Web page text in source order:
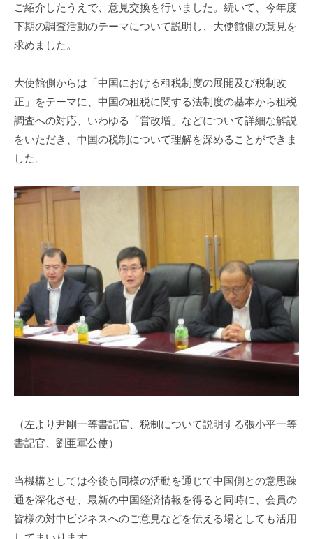
ご紹介したうえで、意見交換を行いました。続いて、今年度
下期の調査活動のテーマについて説明し、大使館側の意見を
求めました。
大使館側からは「中国における租税制度の展開及び税制改
正」をテーマに、中国の租税に関する法制度の基本から租税
調査への対応、いわゆる「営改増」などについて詳細な解説
をいただき、中国の税制について理解を深めることができま
した。
（左より尹剛一等書記官、税制について説明する張小平一等
書記官、劉亜軍公使）
当機構としては今後も同様の活動を通じて中国側との意思疎
通を深化させ、最新の中国経済情報を得ると同時に、会員の
皆様の対中ビジネスへのご意見などを伝える場としても活用